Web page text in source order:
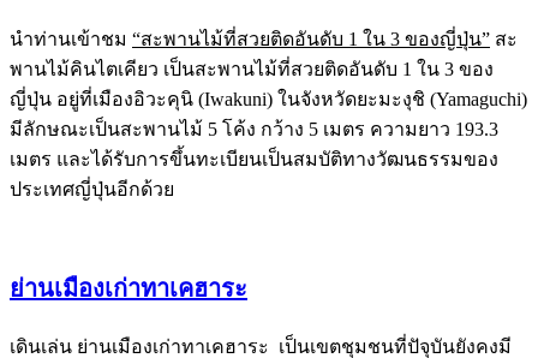
นำท่านเข้าชม “สะพานไม้ที่สวยติดอันดับ 1 ใน 3 ของญี่ปุ่น” สะ
พานไม้คินไตเคียว เป็นสะพานไม้ที่สวยติดอันดับ 1 ใน 3 ของ
ญี่ปุ่น อยู่ที่เมืองอิวะคุนิ (Iwakuni) ในจังหวัดยะมะงุชิ (Yamaguchi)
มีลักษณะเป็นสะพานไม้ 5 โค้ง กว้าง 5 เมตร ความยาว 193.3
เมตร และได้รับการขึ้นทะเบียนเป็นสมบัติทางวัฒนธรรมของ
ประเทศญี่ปุ่นอีกด้วย
ย่านเมืองเก่าทาเคฮาระ
เดินเล่น ย่านเมืองเก่าทาเคฮาระ เป็นเขตชุมชนที่ปัจุบันยังคงมี